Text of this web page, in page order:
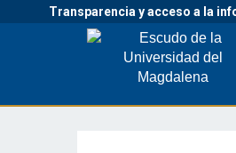
Transparencia y acceso a la